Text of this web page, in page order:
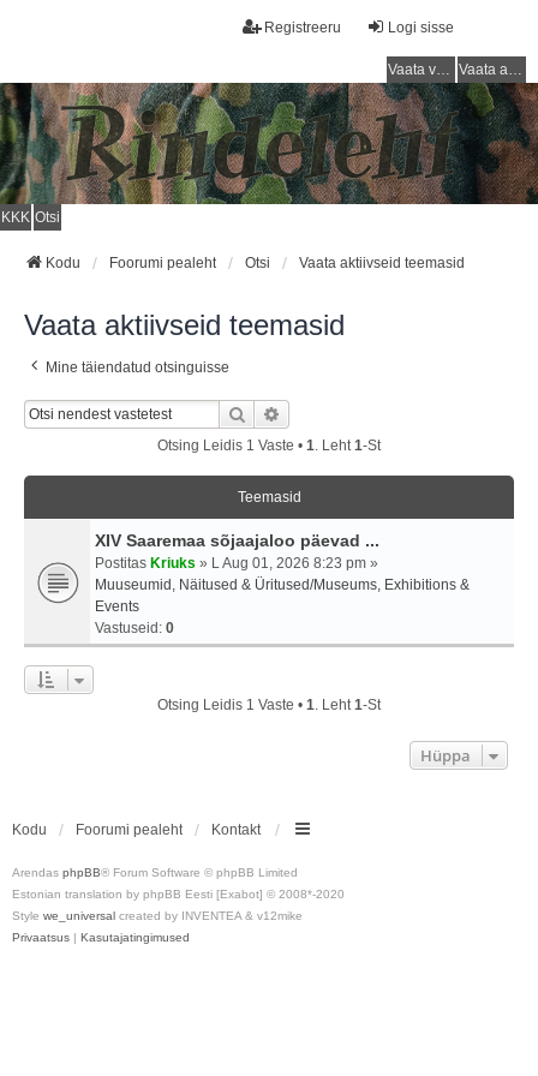
Logi sisse
Registreeru
Vaata vastamata teemasi Vaata aktiivseid teemasid
KKK Otsi
Kodu Foorumi pealeht Otsi Vaata aktiivseid teemasid
Vaata aktiivseid teemasid
Mine täiendatud otsinguisse
Otsi
Otsing Leidis 1 Vaste • 1. Leht1-st
Teemasid
XIV Saaremaa sõjaajaloo päevad ...
Postitas Kriuks » L Aug 01, 2026 8:23 pm »
Muuseumid, Näitused & Üritused/Museums, Exhibitions &
Events
Vastuseid: 0
Otsing Leidis 1 Vaste • 1. Leht1-st
Hüppa
Kodu Foorumi pealeht Kontakt
Arendas phpBB® Forum Software © phpBB Limited
Estonian translation by phpBB Eesti [Exabot] © 2008*-2020
Style we_universal created by INVENTEA & v12mike
Privaatsus | Kasutajatingimused